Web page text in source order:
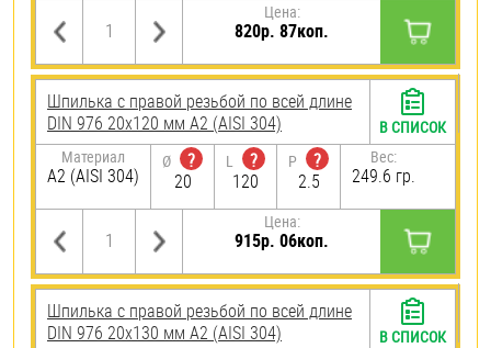
Цена:
820р. 87коп.
Шпилька с правой резьбой по всей длине
DIN 976 20х120 мм А2 (AISI 304)
Материал
А2 (AISI 304)
Ø
?
20
L
?
120
P
?
2.5
Вес:
249.6 гр.
Цена:
915р. 06коп.
В СПИСОК
Шпилька с правой резьбой по всей длине
DIN 976 20х130 мм А2 (AISI 304)
В СПИСОК